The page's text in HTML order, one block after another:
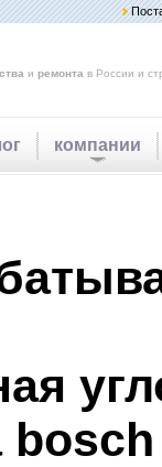
и ремонта в России и
компании